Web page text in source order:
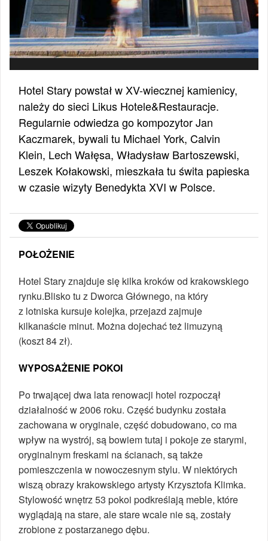
Hotel Stary powstał w XV-wiecznej kamienicy,
należy do sieci Likus Hotele&Restauracje.
Regularnie odwiedza go kompozytor Jan
Kaczmarek, bywali tu Michael York, Calvin
Klein, Lech Wałęsa, Władysław Bartoszewski,
Leszek Kołakowski, mieszkała tu świta papieska
w czasie wizyty Benedykta XVI w Polsce.
POŁOŻENIE
Hotel Stary znajduje się kilka kroków od krakowskiego
rynku.Blisko tu z Dworca Głównego, na który
z lotniska kursuje kolejka, przejazd zajmuje
kilkanaście minut. Można dojechać też limuzyną
(koszt 84 zł).
WYPOSAŻENIE POKOI
Po trwającej dwa lata renowacji hotel rozpoczął
działalność w 2006 roku. Część budynku została
zachowana w oryginale, część dobudowano, co ma
wpływ na wystrój, są bowiem tutaj i pokoje ze starymi,
oryginalnym freskami na ścianach, są także
pomieszczenia w nowoczesnym stylu. W niektórych
wiszą obrazy krakowskiego artysty Krzysztofa Klimka.
Stylowość wnętrz 53 pokoi podkreślają meble, które
wyglądają na stare, ale stare wcale nie są, zostały
zrobione z postarzanego dębu.